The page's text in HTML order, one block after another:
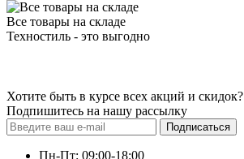
Все товары на складе
Техностиль - это выгодно
Хотите быть в курсе всех акций и скидок?
Подпишитесь на нашу рассылку
Подписаться
Пн-Пт: 09:00-18:00